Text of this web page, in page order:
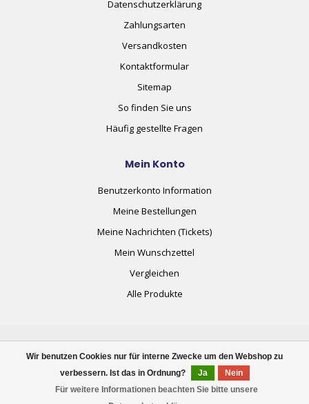
Wir benutzen Cookies nur für interne Zwecke um den Webshop zu
verbessern. Ist das in Ordnung?
Ja
Nein
Für weitere Informationen beachten Sie bitte unsere
Datenschutzerklärung
Zahlungsarten
Versandkosten
Kontaktformular
Sitemap
So finden Sie uns
Häufig gestellte Fragen
Mein Konto
Benutzerkonto Information
Meine Bestellungen
Meine Nachrichten (Tickets)
Mein Wunschzettel
Vergleichen
Alle Produkte
© Copyright 2026 plug+automate.swiss